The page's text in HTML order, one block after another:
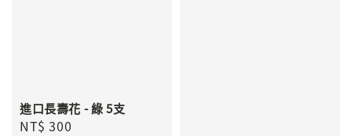
進口長壽花 - 綠 5支
Regular
NT$ 300